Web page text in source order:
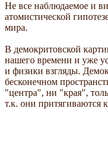
Не все наблюдаемое и
атомистической
мира.
В демокритовской
нашего времени и уже
и физики взгляды.
бесконечном
"центра", ни "края",
т.к. они притягиваются